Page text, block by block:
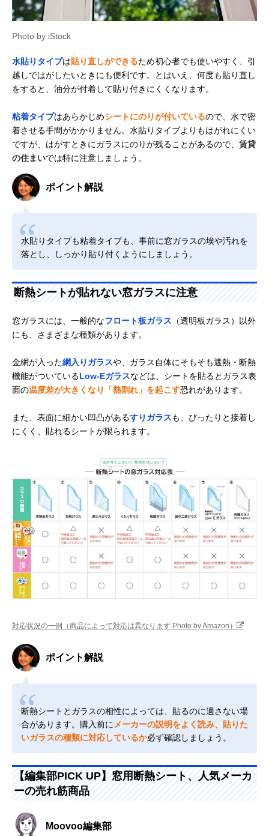
Photo by iStock
水貼りタイプは貼り直しができるため初心者でも使いやすく、引
越しではがしたいときにも便利です。とはいえ、何度も貼り直し
をすると、油分が付着して貼り付きにくくなります。
粘着タイプはあらかじめシートにのりが付いているので、水で密
着させる手間がかかりません。水貼りタイプよりもはがれにくい
ですが、はがすときにガラスにのりが残ることがあるので、 賃貸
の住まいでは特に注意しましょう。
ポイント解説
水貼りタイプも粘着タイプも、事前に窓ガラスの埃や汚れを
落とし、しっかり貼り付くようにしましょう。
断熱シートが貼れない窓ガラスに注意
窓ガラスには、一般的なフロート板ガラス （透明板ガラス）以外
にも、さまざまな種類があります。
金網が入った網入りガラスや、ガラス自体にそもそも遮熱・断熱
機能がついているLow-Eガラスなどは、シートを貼るとガラス表
面の温度差が大きくなり「熱割れ」を起こす恐れがあります。
また、表面に細かい凹凸があるすりガラスも、ぴったりと接着し
にくく、貼れるシートが限られます。
対応状況の一例（商品によって対応は異なります Photo by Amazon）
ポイント解説
断熱シートとガラスの相性によっては、貼るのに適さない場
合があります。購入前にメーカーの説明をよく読み、貼りた
いガラスの種類に対応しているか必ず確認しましょう。
【編集部PICK UP】窓用断熱シート、人気メーカ
ーの売れ筋商品
Moovoo編集部